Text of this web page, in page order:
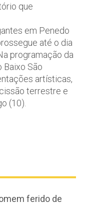
que
em Penedo
até o dia
programação da
Baixo São
artísticas,
terrestre e
(10).
ferido de